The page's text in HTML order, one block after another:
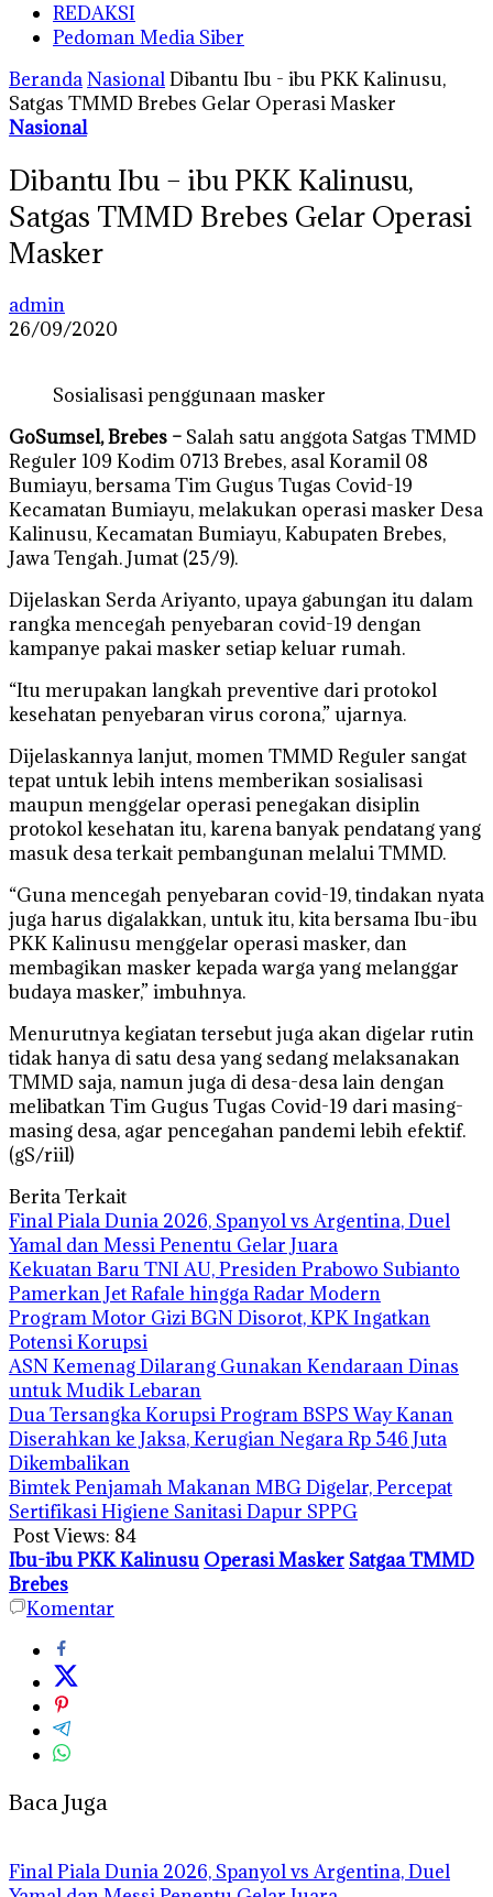
REDAKSI
Pedoman Media Siber
BerandaNasionalDibantu Ibu - ibu PKK Kalinusu,
Satgas TMMD Brebes Gelar Operasi Masker
Nasional
Dibantu Ibu – ibu PKK Kalinusu,
Satgas TMMD Brebes Gelar Operasi
Masker
admin
26/09/2020
Sosialisasi penggunaan masker
GoSumsel, Brebes – Salah satu anggota Satgas TMMD
Reguler 109 Kodim 0713 Brebes, asal Koramil 08
Bumiayu, bersama Tim Gugus Tugas Covid-19
Kecamatan Bumiayu, melakukan operasi masker Desa
Kalinusu, Kecamatan Bumiayu, Kabupaten Brebes,
Jawa Tengah. Jumat (25/9).
Dijelaskan Serda Ariyanto, upaya gabungan itu dalam
rangka mencegah penyebaran covid-19 dengan
kampanye pakai masker setiap keluar rumah.
“Itu merupakan langkah preventive dari protokol
kesehatan penyebaran virus corona,” ujarnya.
Dijelaskannya lanjut, momen TMMD Reguler sangat
tepat untuk lebih intens memberikan sosialisasi
maupun menggelar operasi penegakan disiplin
protokol kesehatan itu, karena banyak pendatang yang
masuk desa terkait pembangunan melalui TMMD.
“Guna mencegah penyebaran covid-19, tindakan nyata
juga harus digalakkan, untuk itu, kita bersama Ibu-ibu
PKK Kalinusu menggelar operasi masker, dan
membagikan masker kepada warga yang melanggar
budaya masker,” imbuhnya.
Menurutnya kegiatan tersebut juga akan digelar rutin
tidak hanya di satu desa yang sedang melaksanakan
TMMD saja, namun juga di desa-desa lain dengan
melibatkan Tim Gugus Tugas Covid-19 dari masing-
masing desa, agar pencegahan pandemi lebih efektif.
(gS/riil)
Berita Terkait
Final Piala Dunia 2026, Spanyol vs Argentina, Duel
Yamal dan Messi Penentu Gelar Juara
Kekuatan Baru TNI AU, Presiden Prabowo Subianto
Pamerkan Jet Rafale hingga Radar Modern
Program Motor Gizi BGN Disorot, KPK Ingatkan
Potensi Korupsi
ASN Kemenag Dilarang Gunakan Kendaraan Dinas
untuk Mudik Lebaran
Dua Tersangka Korupsi Program BSPS Way Kanan
Diserahkan ke Jaksa, Kerugian Negara Rp 546 Juta
Dikembalikan
Bimtek Penjamah Makanan MBG Digelar, Percepat
Sertifikasi Higiene Sanitasi Dapur SPPG
Post Views: 84
Ibu-ibu PKK Kalinusu Operasi Masker Satgaa TMMD
Brebes
Komentar
Baca Juga
Final Piala Dunia 2026, Spanyol vs Argentina, Duel